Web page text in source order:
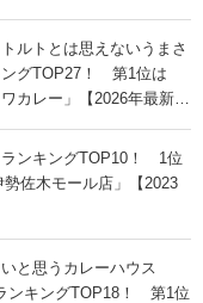
ルトとは思えないうまさ
ングTOP27！ 第1位は
カレー」【2026年最新調
ランキングTOP10！ 1位
佐木モール店」【2023
と思うカレーハウス
ンキングTOP18！ 第1位